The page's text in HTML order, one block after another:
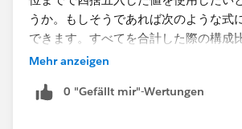
うか。もしそうであれば次のような式
できます。すべてを合計した際の構成
（分母と分子が等しい）ので、構成比
Mehr anzeigen
0 "Gefällt mir"-Wertungen